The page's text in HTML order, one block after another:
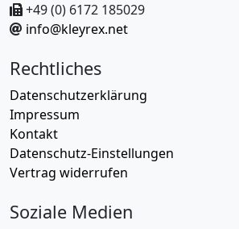
+49 (0) 6172 185029
info@kleyrex.net
Rechtliches
Datenschutzerklärung
Impressum
Kontakt
Datenschutz-Einstellungen
Vertrag widerrufen
Soziale Medien